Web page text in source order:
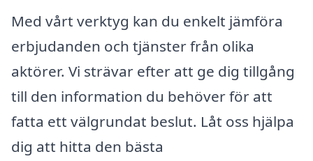
Med vårt verktyg kan du enkelt jämföra
erbjudanden och tjänster från olika
aktörer. Vi strävar efter att ge dig tillgång
till den information du behöver för att
fatta ett välgrundat beslut. Låt oss hjälpa
dig att hitta den bästa